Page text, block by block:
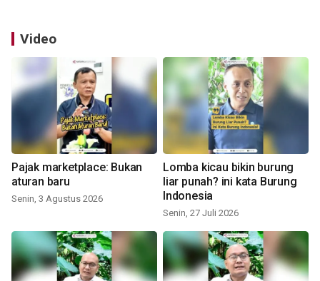
Video
Pajak marketplace: Bukan
aturan baru
Senin, 3 Agustus 2026
Lomba kicau bikin burung
liar punah? ini kata Burung
Indonesia
Senin, 27 Juli 2026